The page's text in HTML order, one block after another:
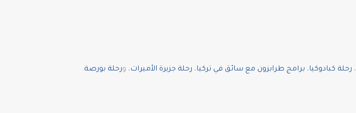
، رحلة كبادوكيا، برامج طرابزون مع سائق في تركيا، رحلة جزيرة الأميرات، ورحلة بورصة.